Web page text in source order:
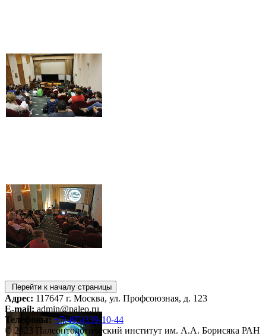
Перейти к началу страницы
Адрес: 117647 г. Москва, ул. Профсоюзная, д. 123
E-mail: admin@paleo.ru
Телефоны: +7(495)339-10-44
© 2023 Палеонтологический институт им. А.А. Борисяка РАН